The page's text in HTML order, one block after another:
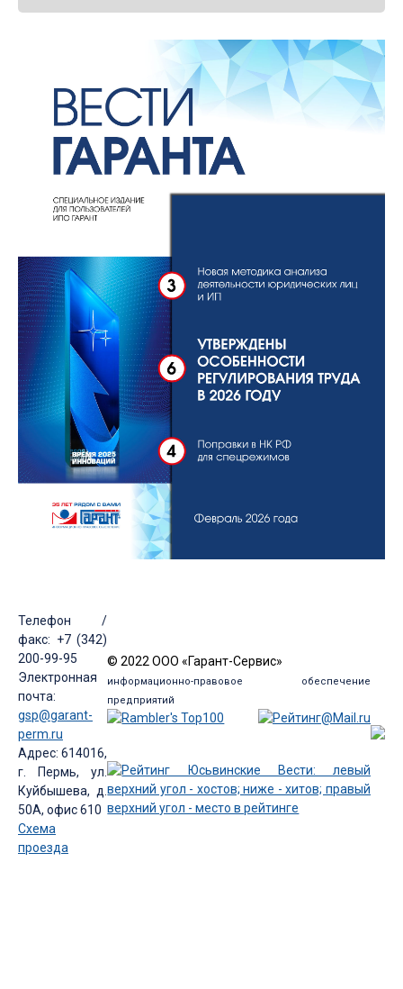
Телефон /
факс: +7 (342)
200-99-95
Электронная
почта:
gsp@garant-
perm.ru
Адрес: 614016,
г. Пермь, ул.
Куйбышева, д.
50А, офис 610
Схема
проезда
© 2022 ООО «Гарант-Сервис»
информационно-правовое обеспечение
предприятий